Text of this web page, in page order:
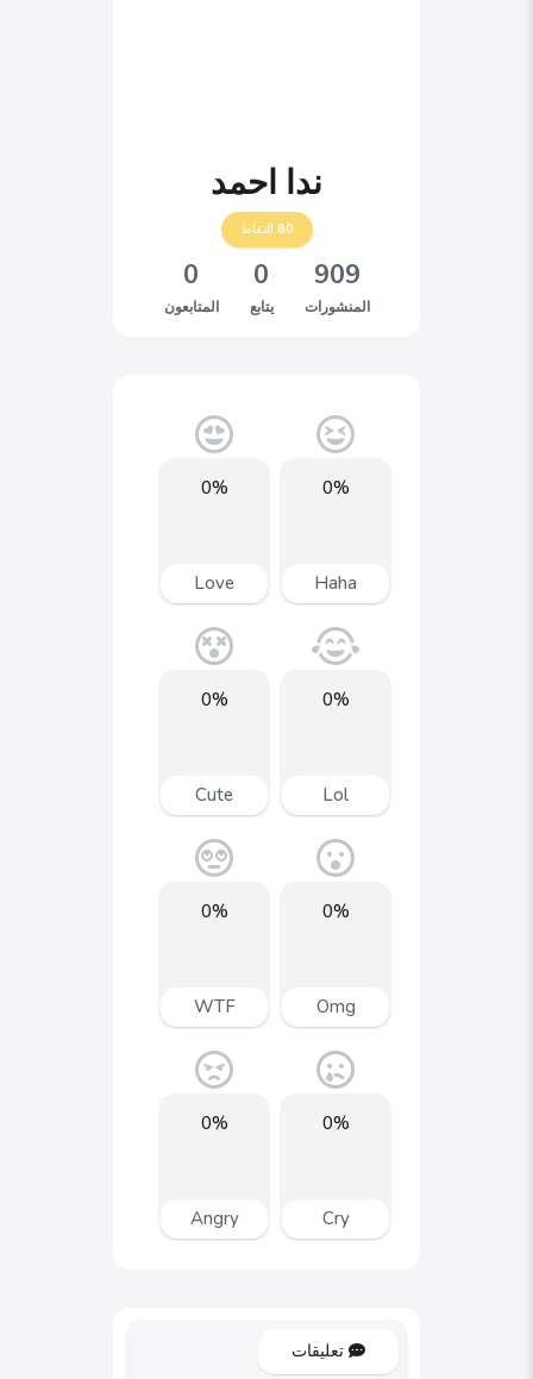
ندا احمد
80 النقاط
909
المنشورات
0
يتابع
0
المتابعون
0%
Haha
0%
Love
0%
Lol
0%
Cute
0%
Omg
0%
WTF
0%
Cry
0%
Angry
تعليقات